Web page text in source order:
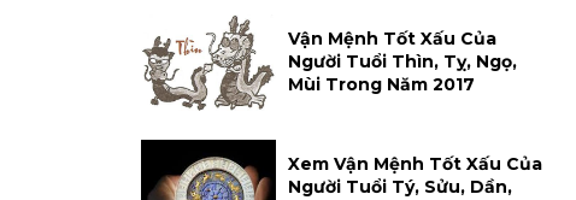
Vận Mệnh Tốt Xấu Của
Người Tuổi Thìn, Tỵ, Ngọ,
Mùi Trong Năm 2017
Xem Vận Mệnh Tốt Xấu Của
Người Tuổi Tý, Sửu, Dần,